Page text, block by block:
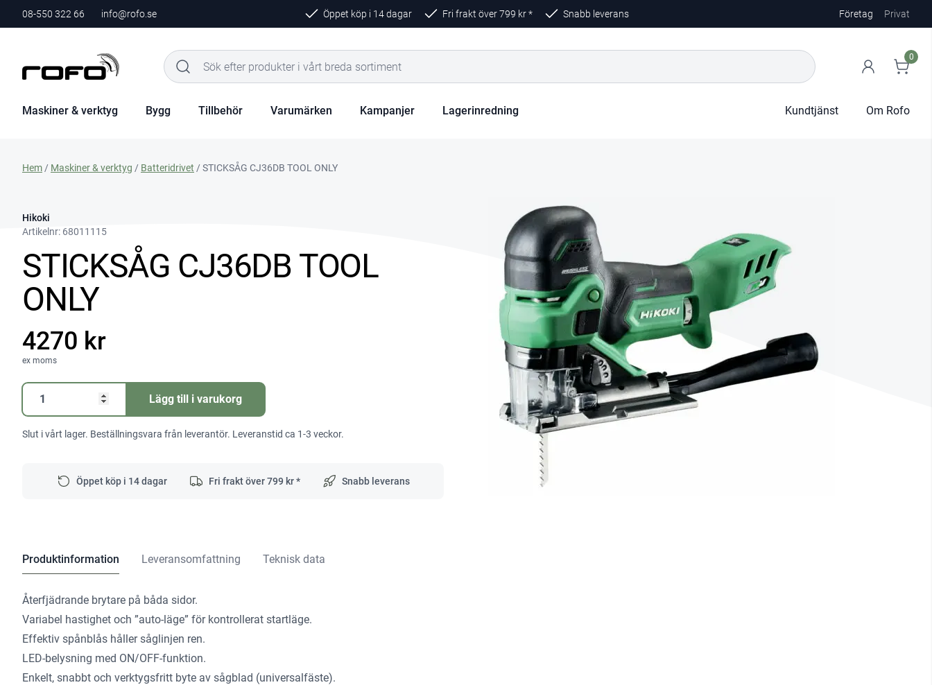
08-550 322 66 info@rofo.se Öppet köp i 14 dagar Fri frakt över799 kr * Snabb leverans Företag Privat
0
Maskiner & verktyg Bygg Tillbehör Varumärken Kampanjer Lagerinredning Kundtjänst Om Rofo
Hem / Maskiner & verktyg / Batteridrivet / STICKSÅG CJ36DB TOOL ONLY
Hikoki
Artikelnr: 68011115
STICKSÅG CJ36DB TOOL
ONLY
4270 kr
ex moms
STICKSÅG
CJ36DB
ONLY
Lägg till i varukorg
Slut i vårt lager. Beställningsvara från leverantör. Leveranstid ca 1-3 veckor.
Öppet köp i 14 dagar Fri frakt över799 kr * Snabb leverans
Produktinformation Leveransomfattning Teknisk data
Återfjädrande brytare på båda sidor.
Variabel hastighet och ”auto-läge” för kontrollerat startläge.
Effektiv spånblås håller såglinjen ren.
LED-belysning med ON/OFF-funktion.
Enkelt, snabbt och verktygsfritt byte av sågblad (universalfäste).